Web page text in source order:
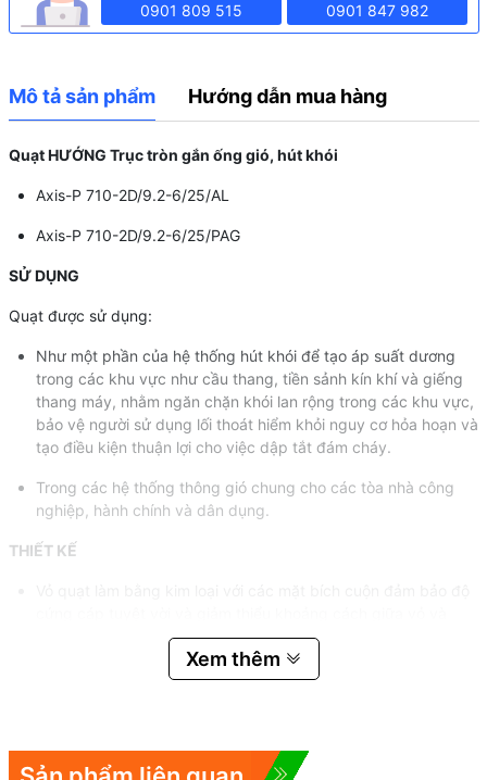
0901 809 515 0901 847 982
Mô tả sản phẩm Hướng dẫn mua hàng
Quạt HƯỚNG Trục tròn gắn ống gió, hút khói
Axis-P 710-2D/9.2-6/25/AL
Axis-P 710-2D/9.2-6/25/PAG
SỬ DỤNG
Quạt được sử dụng:
Như một phần của hệ thống hút khói để tạo áp suất dương
trong các khu vực như cầu thang, tiền sảnh kín khí và giếng
thang máy, nhằm ngăn chặn khói lan rộng trong các khu vực,
bảo vệ người sử dụng lối thoát hiểm khỏi nguy cơ hỏa hoạn và
tạo điều kiện thuận lợi cho việc dập tắt đám cháy.
Trong các hệ thống thông gió chung cho các tòa nhà công
nghiệp, hành chính và dân dụng.
THIẾT KẾ
cánh quạt. Vỏ quạt có cửa kiểm tra để bảo trì dễ dàng.
Tất cả các bộ phận vỏ được phủ sơn tĩnh điện để cải thiện
thuộc vào các thành phần được sử dụng (động cơ, hộp đấu
Xem thêm